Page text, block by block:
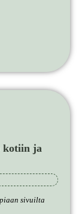
kotiin ja
sivuilta